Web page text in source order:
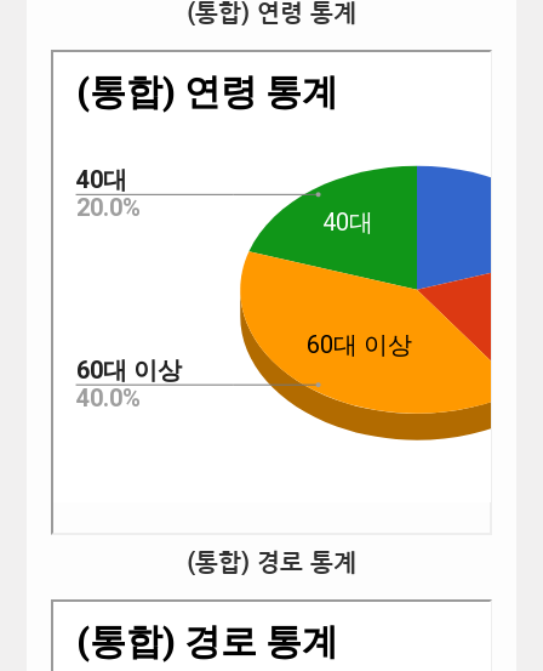
(통합) 연령 통계
(통합) 경로 통계